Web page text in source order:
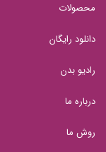
محصولات
دانلود رایگان
رادیو بدن
درباره ما
روش ما